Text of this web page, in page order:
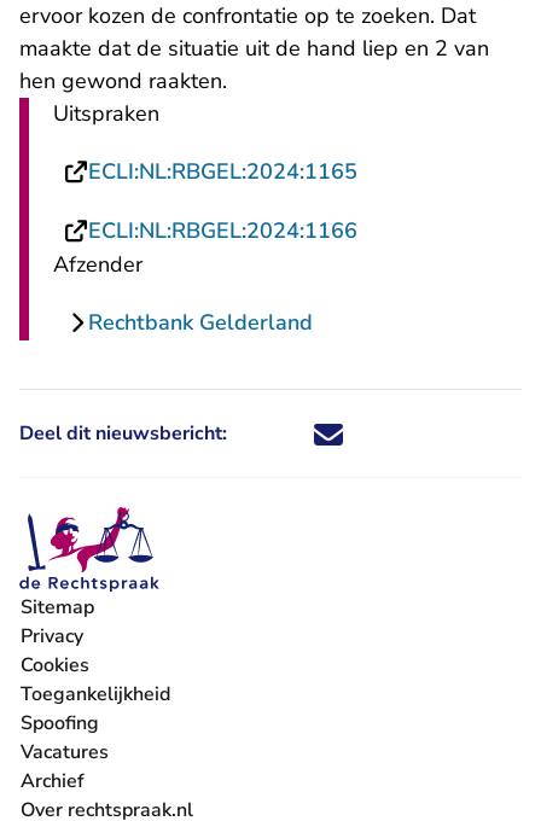
ervoor kozen de confrontatie op te zoeken. Dat
maakte dat de situatie uit de hand liep en 2 van
hen gewond raakten.
Uitspraken
ECLI:NL:RBGEL:2024:1165
ECLI:NL:RBGEL:2024:1166
Afzender
Rechtbank Gelderland
Deel dit nieuwsbericht: Deel dit nieuwsbericht via X -
Deel dit nieuwsbericht via
Deel dit nieuwsbericht
Deel dit
Sitemap
Privacy
Cookies
Toegankelijkheid
Spoofing
Vacatures
- U verlaat Rechtspraak.nl
Archief
Over rechtspraak.nl